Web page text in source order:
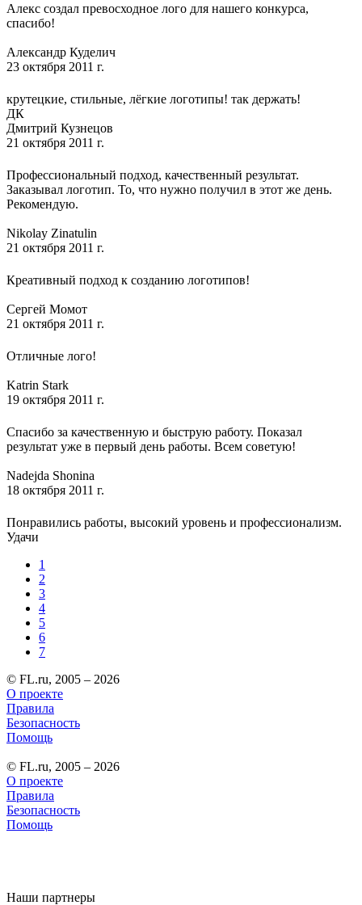
Алекс создал превосходное лого для нашего конкурса,
спасибо!
Александр Куделич
23 октября 2011 г.
крутецкие, стильные, лёгкие логотипы! так держать!
ДК
Дмитрий Кузнецов
21 октября 2011 г.
Профессиональный подход, качественный результат.
Заказывал логотип. То, что нужно получил в этот же день.
Рекомендую.
Nikolay Zinatulin
21 октября 2011 г.
Креативный подход к созданию логотипов!
Сергей Момот
21 октября 2011 г.
Отличные лого!
Katrin Stark
19 октября 2011 г.
Спасибо за качественную и быструю работу. Показал
результат уже в первый день работы. Всем советую!
Nadejda Shonina
18 октября 2011 г.
Понравились работы, высокий уровень и профессионализм.
Удачи
1
2
3
4
5
6
7
© FL.ru, 2005 – 2026
О проекте
Правила
Безопасность
Помощь
© FL.ru, 2005 – 2026
О проекте
Правила
Безопасность
Помощь
Наши партнеры